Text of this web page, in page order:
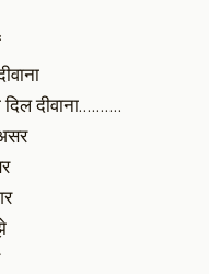
दिल दीवाना……….